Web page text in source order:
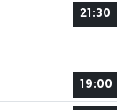
21:30
19:00